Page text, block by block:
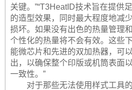
关键。”“T3HeatID技术旨在提供
的造型效果，同时最大程度地减
损坏。如果没有出色的热量管理
个性化的热量将不会有效。这些
能微芯片和先进的双加热器，可
出，以确保整个印版或机筒表面
一致性。”
对于那些无法使用样式工具